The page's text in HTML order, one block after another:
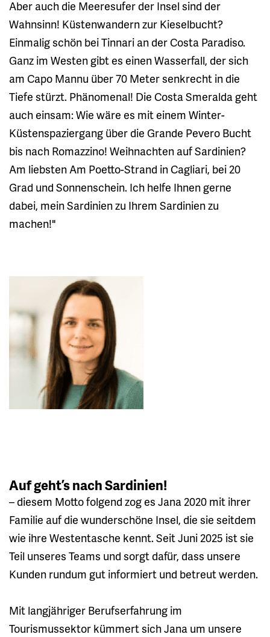
Aber auch die Meeresufer der Insel sind der
Wahnsinn! Küstenwandern zur Kieselbucht?
Einmalig schön bei Tinnari an der Costa Paradiso.
Ganz im Westen gibt es einen Wasserfall, der sich
am Capo Mannu über 70 Meter senkrecht in die
Tiefe stürzt. Phänomenal! Die Costa Smeralda geht
auch einsam: Wie wäre es mit einem Winter-
Küstenspaziergang über die Grande Pevero Bucht
bis nach Romazzino! Weihnachten auf Sardinien?
Am liebsten Am Poetto-Strand in Cagliari, bei 20
Grad und Sonnenschein. Ich helfe Ihnen gerne
dabei, mein Sardinien zu Ihrem Sardinien zu
machen!"
Auf geht’s nach Sardinien!
– diesem Motto folgend zog es Jana 2020 mit ihrer
Familie auf die wunderschöne Insel, die sie seitdem
wie ihre Westentasche kennt. Seit Juni 2025 ist sie
Teil unseres Teams und sorgt dafür, dass unsere
Kunden rundum gut informiert und betreut werden.
Mit langjähriger Berufserfahrung im
Tourismussektor kümmert sich Jana um unsere